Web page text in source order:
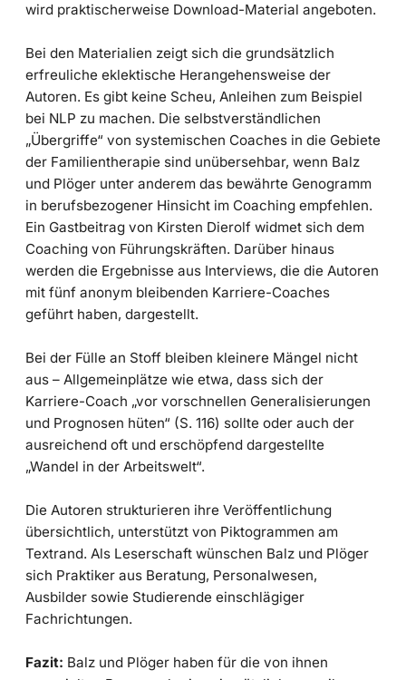
wird praktischerweise Download-Material angeboten.
Bei den Materialien zeigt sich die grundsätzlich
erfreuliche eklektische Herangehensweise der
Autoren. Es gibt keine Scheu, Anleihen zum Beispiel
bei NLP zu machen. Die selbstverständlichen
„Übergriffe“ von systemischen Coaches in die Gebiete
der Familientherapie sind unübersehbar, wenn Balz
und Plöger unter anderem das bewährte Genogramm
in berufsbezogener Hinsicht im Coaching empfehlen.
Ein Gastbeitrag von Kirsten Dierolf widmet sich dem
Coaching von Führungskräften. Darüber hinaus
werden die Ergebnisse aus Interviews, die die Autoren
mit fünf anonym bleibenden Karriere-Coaches
geführt haben, dargestellt.
Bei der Fülle an Stoff bleiben kleinere Mängel nicht
aus – Allgemeinplätze wie etwa, dass sich der
Karriere-Coach „vor vorschnellen Generalisierungen
und Prognosen hüten“ (S. 116) sollte oder auch der
ausreichend oft und erschöpfend dargestellte
„Wandel in der Arbeitswelt“.
Die Autoren strukturieren ihre Veröffentlichung
übersichtlich, unterstützt von Piktogrammen am
Textrand. Als Leserschaft wünschen Balz und Plöger
sich Praktiker aus Beratung, Personalwesen,
Ausbilder sowie Studierende einschlägiger
Fachrichtungen.
Fazit: Balz und Plöger haben für die von ihnen